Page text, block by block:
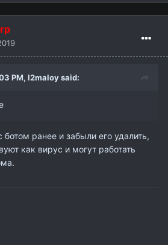
PM, l2maloysaid:
ранее и забыли его удалить,
как вирус и могут работать